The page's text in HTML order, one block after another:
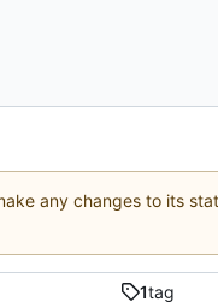
any changes to its
1tag